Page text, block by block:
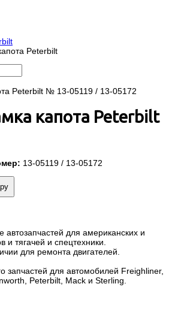
Peterbilt
капота Peterbilt
13-05119 / 13-05172
для американских и
и тягачей и спецтехники.
для ремонта двигателей.
запчастей для автомобилей Freighliner,
Peterbilt, Mack и Sterling.